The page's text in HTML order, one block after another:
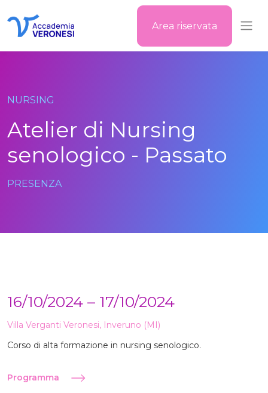
Area riservata
NURSING
Atelier di Nursing
senologico - Passato
PRESENZA
16/10/2024 – 17/10/2024
Villa Verganti Veronesi, Inveruno (MI)
Corso di alta formazione in nursing senologico.
Programma